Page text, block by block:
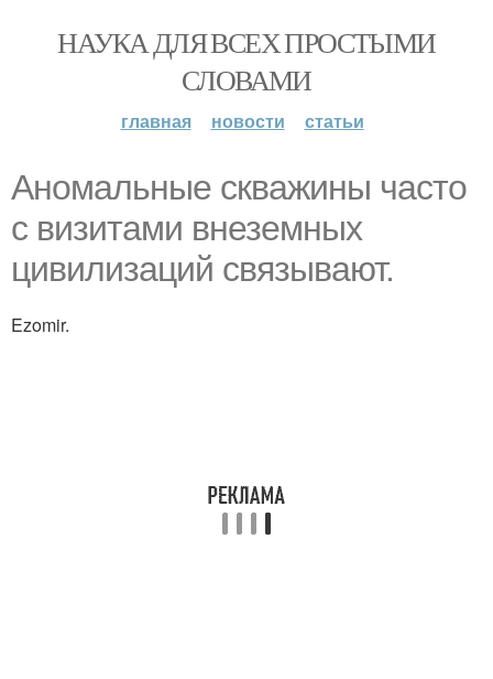
НАУКА ДЛЯ ВСЕХ ПРОСТЫМИ
СЛОВАМИ
главная новости статьи
Аномальные скважины часто
с визитами внеземных
цивилизаций связывают.
Ezomir.